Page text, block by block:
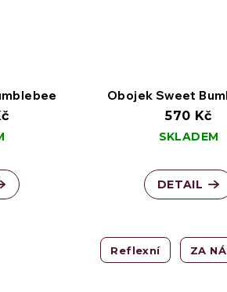
okna, terasy, balkóny,...
pro každodenní použití
Obojek Sweet
570 Kč
SKLADEM
DETAIL
Reflexní ZA